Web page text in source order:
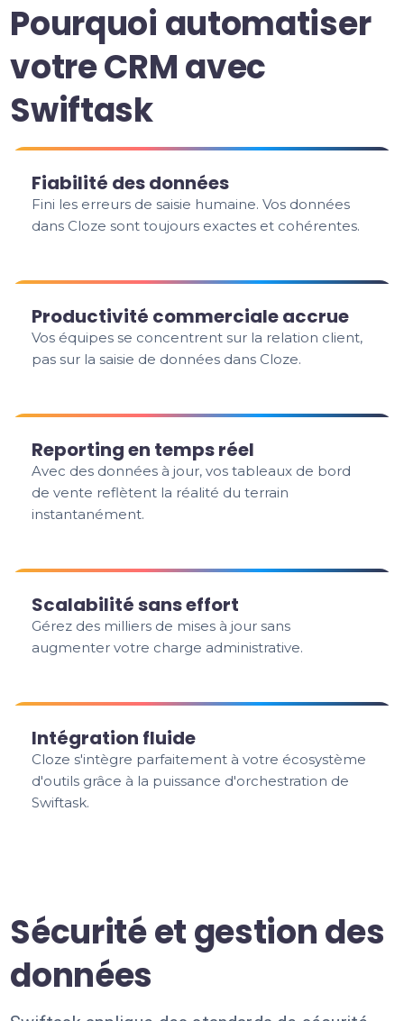
Pourquoi automatiser
votre CRM avec
Swiftask
Fiabilité des données
Fini les erreurs de saisie humaine. Vos données
dans Cloze sont toujours exactes et cohérentes.
Productivité commerciale accrue
Vos équipes se concentrent sur la relation client,
pas sur la saisie de données dans Cloze.
Reporting en temps réel
Avec des données à jour, vos tableaux de bord
de vente reflètent la réalité du terrain
instantanément.
Scalabilité sans effort
Gérez des milliers de mises à jour sans
augmenter votre charge administrative.
Intégration fluide
Cloze s'intègre parfaitement à votre écosystème
d'outils grâce à la puissance d'orchestration de
Swiftask.
Sécurité et gestion des
données